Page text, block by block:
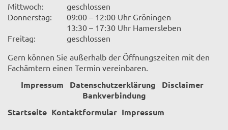
Mittwoch:
geschlossen
Donnerstag:
09:00 – 12:00 Uhr Gröningen
13:30 – 17:30 Uhr Hamersleben
Freitag:
geschlossen
Gern können Sie außerhalb der Öffnungszeiten mit den
Fachämtern einen Termin vereinbaren.
Impressum Datenschutzerklärung
Disclaimer
Bankverbindung
Startseite Kontaktformular Impressum